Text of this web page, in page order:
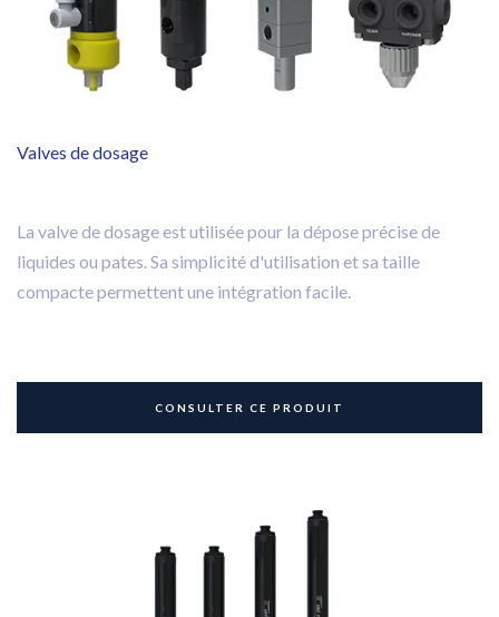
Valves de dosage
La valve de dosage est utilisée pour la dépose précise de
liquides ou pates. Sa simplicité d'utilisation et sa taille
compacte permettent une intégration facile.
CONSULTER CE PRODUIT